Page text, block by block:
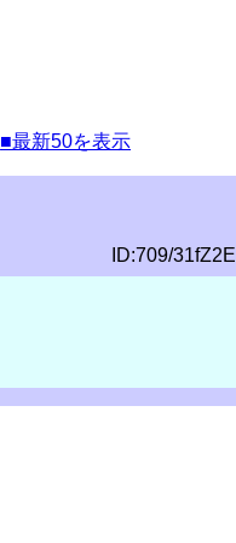
■最新50を表示
ID:709/31fZ2E